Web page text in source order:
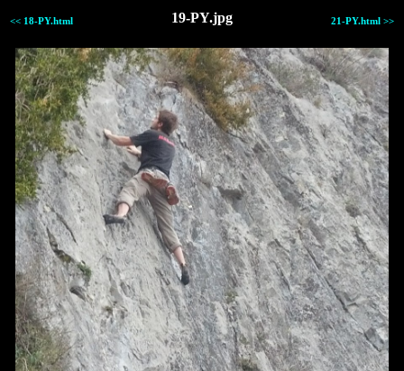
<< 18-PY.html 19-PY.jpg 21-PY.html >>